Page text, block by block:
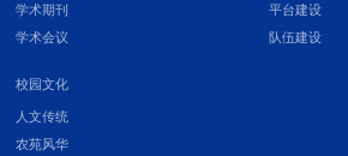
学术期刊
学术会议
平台建设
队伍建设
校园文化
人文传统
农苑风华